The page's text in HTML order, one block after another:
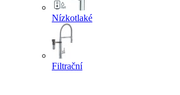
Nízkotlaké
Filtrační